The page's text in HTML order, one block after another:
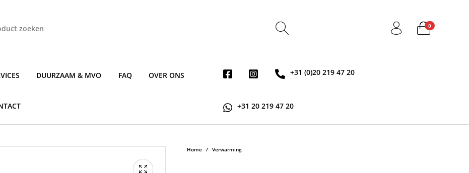
0
DUURZAAM & MVO FAQ OVER ONS +31 (0)20 219 47 20
+31 20 219 47 20
Home / Verwarming